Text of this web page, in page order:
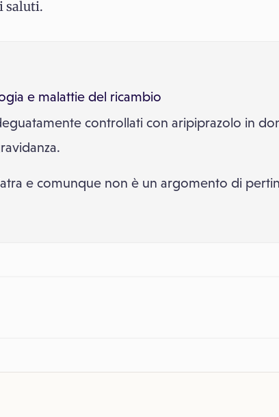
saluti.
e malattie del ricambio
controllati con aripiprazolo in
e comunque non è un argomento di